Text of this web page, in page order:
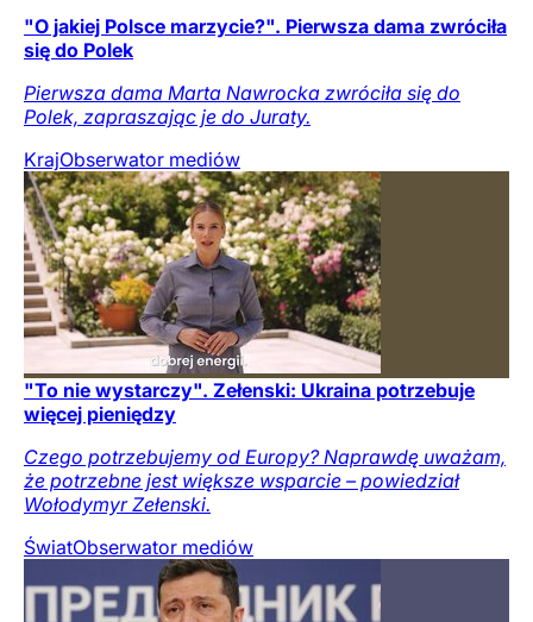
"O jakiej Polsce marzycie?". Pierwsza dama zwróciła
się do Polek
Pierwsza dama Marta Nawrocka zwróciła się do
Polek, zapraszając je do Juraty.
KrajObserwator mediów
"To nie wystarczy". Zełenski: Ukraina potrzebuje
więcej pieniędzy
Czego potrzebujemy od Europy? Naprawdę uważam,
że potrzebne jest większe wsparcie – powiedział
Wołodymyr Zełenski.
ŚwiatObserwator mediów